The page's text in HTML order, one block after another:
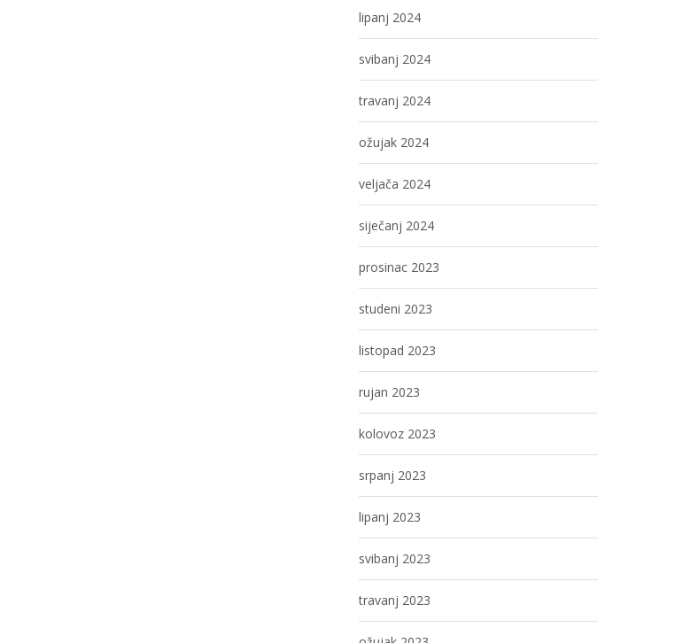
lipanj 2024
svibanj 2024
travanj 2024
ožujak 2024
veljača 2024
siječanj 2024
prosinac 2023
studeni 2023
listopad 2023
rujan 2023
kolovoz 2023
srpanj 2023
lipanj 2023
svibanj 2023
travanj 2023